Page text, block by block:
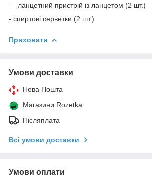
— ланцетний пристрій із ланцетом (2 шт.)
- спиртові серветки (2 шт.)
Приховати
Умови доставки
Нова Пошта
Магазини Rozetka
Післяплата
Всі умови доставки
Умови оплати